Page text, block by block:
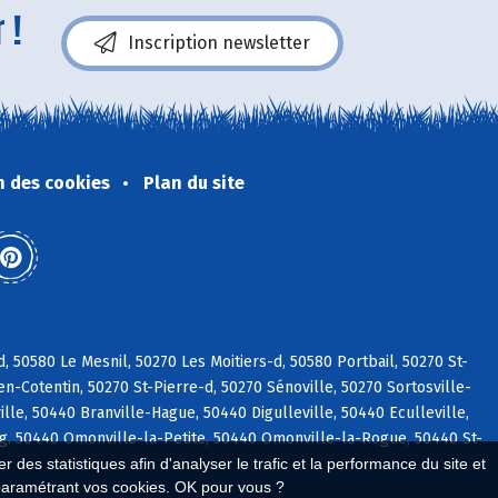
des statistiques afin d'analyser le trafic et la performance du site et
vos cookies. OK pour vous ?
! Inscription newsletter
des cookies Plan du site
Le Mesnil, 50270 Les Moitiers-d, 50580 Portbail, 50270 St-
Cotentin, 50270 St-Pierre-d, 50270 Sénoville, 50270 Sortosville-
50440 Branville-Hague, 50440 Digulleville, 50440 Eculleville,
50440 Omonville-la-Petite, 50440 Omonville-la-Rogue, 50440 St-